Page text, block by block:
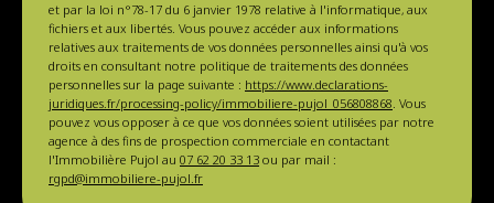
et par la loi n°78-17 du 6 janvier 1978 relative à l'informatique, aux
fichiers et aux libertés. Vous pouvez accéder aux informations
relatives aux traitements de vos données personnelles ainsi qu'à vos
droits en consultant notre politique de traitements des données
personnelles sur la page suivante : https://www.declarations-
juridiques.fr/processing-policy/immobiliere-pujol_056808868. Vous
pouvez vous opposer à ce que vos données soient utilisées par notre
agence à des fins de prospection commerciale en contactant
l'Immobilière Pujol au 07 62 20 33 13 ou par mail :
rgpd@immobiliere-pujol.fr